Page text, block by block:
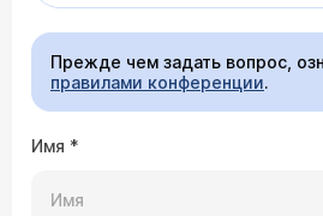
Прежде чем задать вопрос,
правилами конференции.
Имя *